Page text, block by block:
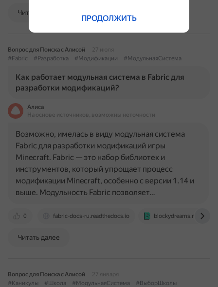
Читать далее
Вопрос для Поиска с Алисой
27 июля
#Fabric
#Разработка #Модификации #МодульнаяСистема
Как работает модульная система в Fabric для
разработки модификаций?
Алиса
На основе источников, возможны неточности
0 fabric-docs-ru.readthedocs.io blockydreams.myinfo.by
Возможно, имелась в виду модульная система
Fabric для разработки модификаций игры
Minecraft. Fabric — это набор библиотек и
инструментов, который упрощает процесс
модификации Minecraft, особенно с версии 1.14 и
выше. Модульность Fabric позволяет…
Читать далее
Вопрос для Поиска с Алисой
27 января
#Каникулы
#Школа #МодульнаяСистема
#ВыборШколы
ПРОДОЛЖИТЬ